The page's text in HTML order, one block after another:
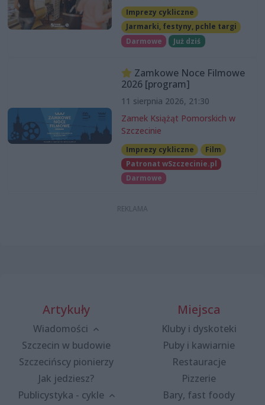
Imprezy cykliczne
Jarmarki, festyny, pchle targi
Darmowe
Już dziś
Zamkowe Noce Filmowe
2026 [program]
11 sierpnia 2026, 21:30
Zamek Książąt Pomorskich w
Szczecinie
Imprezy cykliczne
Film
Patronat wSzczecinie.pl
Darmowe
Artykuły
Wiadomości
Szczecin w budowie
Szczecińscy pionierzy
Jak jedziesz?
Publicystyka - cykle
Miejsca
Kluby i dyskoteki
Puby i kawiarnie
Restauracje
Pizzerie
Bary, fast foody